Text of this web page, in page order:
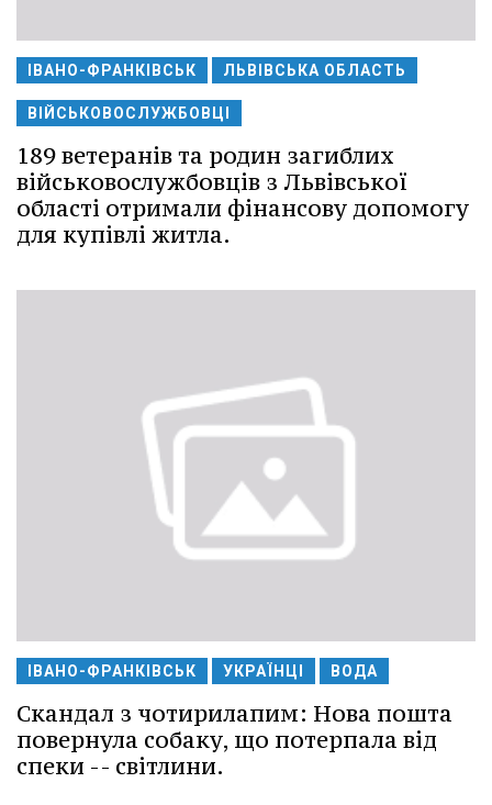
ІВАНО-ФРАНКІВСЬК ЛЬВІВСЬКА ОБЛАСТЬ
ВІЙСЬКОВОСЛУЖБОВЦІ
189 ветеранів та родин загиблих
військовослужбовців з Львівської
області отримали фінансову допомогу
для купівлі житла.
ІВАНО-ФРАНКІВСЬК УКРАЇНЦІ ВОДА
Скандал з чотирилапим: Нова пошта
повернула собаку, що потерпала від
спеки -- світлини.